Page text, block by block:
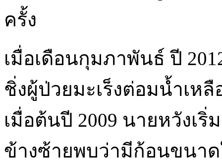
ครั้ง
เมื่อเดือนกุมภาพันธ์ ปี
ชิ่งผู้ป่วยมะเร็งต่อมน้ำเห
เมื่อต้นปี 2009 นายหวังเ
ข้างซ้ายพบว่ามีก้อนขนา